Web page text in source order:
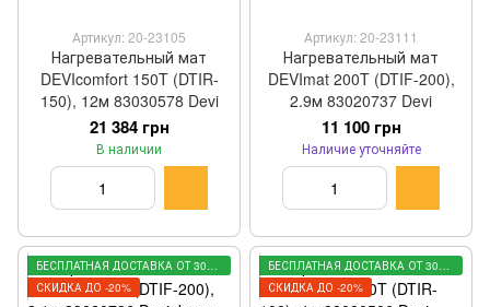
Артикул: 20-23105
Нагревательный мат
DEVIcomfort 150T (DTIR-
150), 12м 83030578 Devi
21 384 грн
В наличии
Артикул: 20-23111
Нагревательный мат
DEVImat 200T (DTIF-200),
2.9м 83020737 Devi
11 100 грн
Наличие уточняйте
БЕСПЛАТНАЯ ДОСТАВКА ОТ 3000 ГРН
СКИДКА ДО -20%
БЕСПЛАТНАЯ ДОСТАВКА ОТ 3000 ГРН
СКИДКА ДО -20%